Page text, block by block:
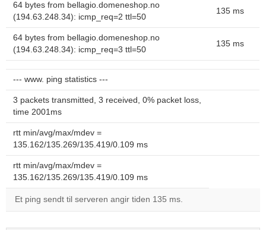
64 bytes from bellagio.domeneshop.no
(194.63.248.34): icmp_req=2 ttl=50
135 ms
64 bytes from bellagio.domeneshop.no
(194.63.248.34): icmp_req=3 ttl=50
135 ms
--- www. ping statistics ---
3 packets transmitted, 3 received, 0% packet loss,
time 2001ms
rtt min/avg/max/mdev =
135.162/135.269/135.419/0.109 ms
rtt min/avg/max/mdev =
135.162/135.269/135.419/0.109 ms
Et ping sendt til serveren angir tiden 135 ms.